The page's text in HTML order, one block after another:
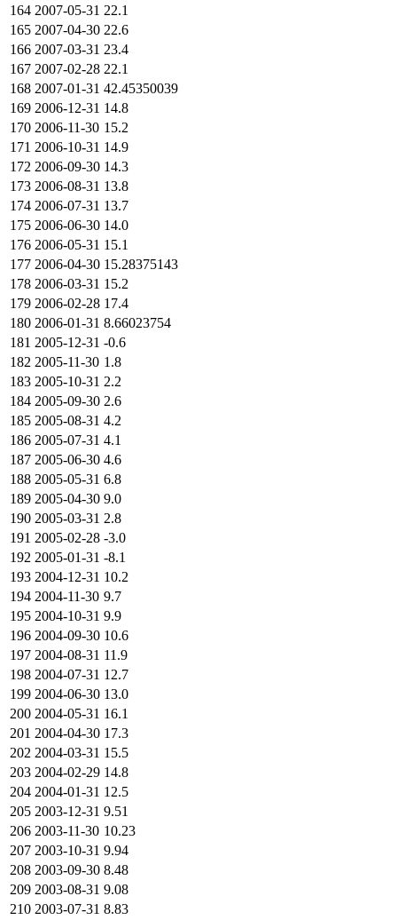
164 2007-05-31 22.1
165 2007-04-30 22.6
166 2007-03-31 23.4
167 2007-02-28 22.1
168 2007-01-31 42.45350039
169 2006-12-31 14.8
170 2006-11-30 15.2
171 2006-10-31 14.9
172 2006-09-30 14.3
173 2006-08-31 13.8
174 2006-07-31 13.7
175 2006-06-30 14.0
176 2006-05-31 15.1
177 2006-04-30 15.28375143
178 2006-03-31 15.2
179 2006-02-28 17.4
180 2006-01-31 8.66023754
181 2005-12-31 -0.6
182 2005-11-30 1.8
183 2005-10-31 2.2
184 2005-09-30 2.6
185 2005-08-31 4.2
186 2005-07-31 4.1
187 2005-06-30 4.6
188 2005-05-31 6.8
189 2005-04-30 9.0
190 2005-03-31 2.8
191 2005-02-28 -3.0
192 2005-01-31 -8.1
193 2004-12-31 10.2
194 2004-11-30 9.7
195 2004-10-31 9.9
196 2004-09-30 10.6
197 2004-08-31 11.9
198 2004-07-31 12.7
199 2004-06-30 13.0
200 2004-05-31 16.1
201 2004-04-30 17.3
202 2004-03-31 15.5
203 2004-02-29 14.8
204 2004-01-31 12.5
205 2003-12-31 9.51
206 2003-11-30 10.23
207 2003-10-31 9.94
208 2003-09-30 8.48
209 2003-08-31 9.08
210 2003-07-31 8.83